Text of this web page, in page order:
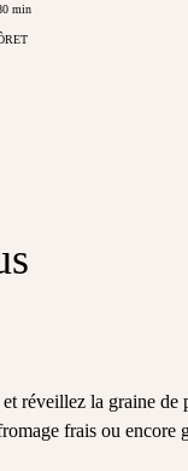
min
réveillez la graine
frais ou encore